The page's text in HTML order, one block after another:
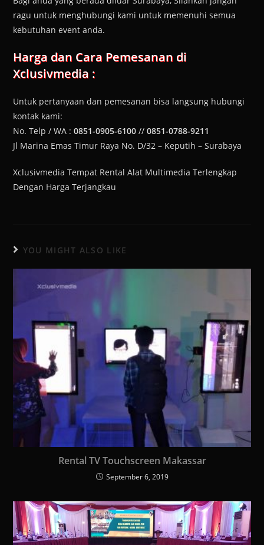
ragu untuk menghubungi kami untuk memenuhi semua
kebutuhan event anda.
Harga dan Cara Pemesanan di
Xclusivmedia :
Untuk pertanyaan dan pemesanan bisa langsung hubungi
kontak kami:
No. Telp / WA :0851-0905-6100 //0851-0788-9211
Jl Marina Emas Timur Raya No. D/32 – Keputih – Surabaya
Xclusivmedia Tempat Rental Alat Multimedia Terlengkap
Dengan Harga Terjangkau
YOU MIGHT ALSO LIKE
Rental TV Touchscreen Makassar
September 6, 2019